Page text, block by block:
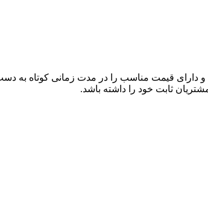
و دارای قیمت مناسب را در مدت زمانی کوتاه
ثابت خود را داشته باشد.